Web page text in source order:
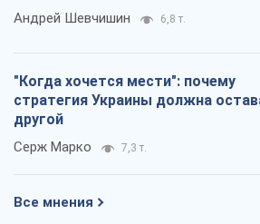
Андрей Шевчишин 6,8 т.
"Когда хочется мести": почему
стратегия Украины должна
другой
Серж Марко 7,3 т.
Все мнения